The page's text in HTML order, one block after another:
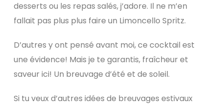
desserts ou les repas salés, j’adore. Il ne m’en
fallait pas plus plus faire un Limoncello Spritz.
D’autres y ont pensé avant moi, ce cocktail est
une évidence! Mais je te garantis, fraîcheur et
saveur ici! Un breuvage d’été et de soleil.
Si tu veux d’autres idées de breuvages estivaux